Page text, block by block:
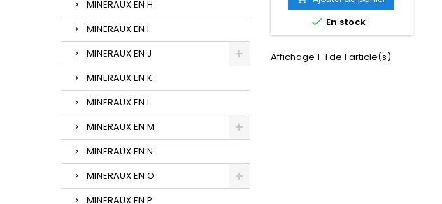
MINERAUX EN H
MINERAUX EN I
MINERAUX EN J
MINERAUX EN K
MINERAUX EN L
MINERAUX EN M
MINERAUX EN N
MINERAUX EN O
MINERAUX EN P
non contractuelle.
 En stock
Affichage 1-1 de 1 article(s)